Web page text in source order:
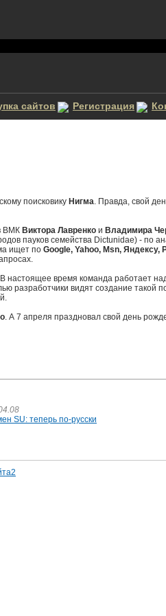
сайтов Регистрация
поисковику Нигма. Правда, свой
ВМК Виктора Лавренко и Владимира
пауков семейства Dictunidae) - по
ищет по Google, Yahoo, Msn,
настоящее время команда работает
разработчики видят создание
. А 7 апреля праздновал свой день
SU: теперь по-русски